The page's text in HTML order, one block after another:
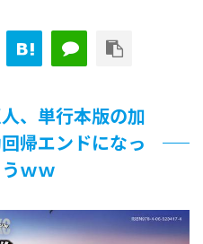
け地属性との関連が意味不明だ
完全に見えてる動画が拡散され
』の新グッズ、流石に一線を越
女ｗｗｗ
、単行本版の加
帰エンドになっ
ｗｗ